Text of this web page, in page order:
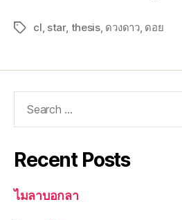
cl, star, thesis, ดวงดาว, ดอย
Recent Posts
ไมลาบอกลา